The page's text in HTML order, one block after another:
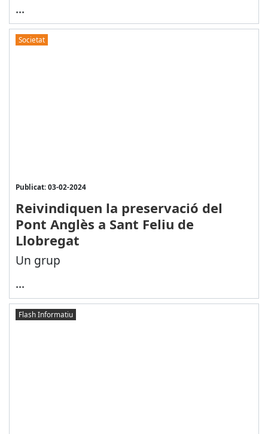
...
Societat
Publicat: 03-02-2024
Reivindiquen la preservació del
Pont Anglès a Sant Feliu de
Llobregat
Un grup
...
Flash Informatiu